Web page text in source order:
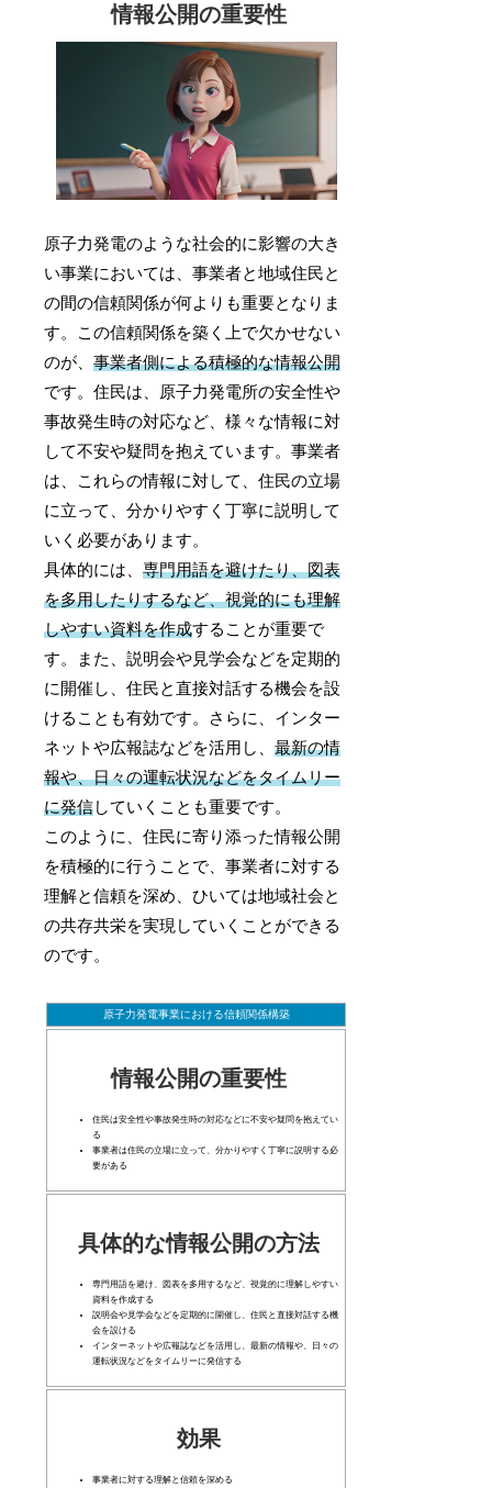
情報公開の重要性
原子力発電のような社会的に影響の大き
い事業においては、事業者と地域住民と
の間の信頼関係が何よりも重要となりま
す。この信頼関係を築く上で欠かせない
のが、事業者側による積極的な情報公開
です。住民は、原子力発電所の安全性や
事故発生時の対応など、様々な情報に対
して不安や疑問を抱えています。事業者
は、これらの情報に対して、住民の立場
に立って、分かりやすく丁寧に説明して
いく必要があります。
具体的には、専門用語を避けたり、図表
を多用したりするなど、視覚的にも理解
しやすい資料を作成することが重要で
す。また、説明会や見学会などを定期的
に開催し、住民と直接対話する機会を設
けることも有効です。さらに、インター
ネットや広報誌などを活用し、最新の情
報や、日々の運転状況などをタイムリー
に発信していくことも重要です。
このように、住民に寄り添った情報公開
を積極的に行うことで、事業者に対する
理解と信頼を深め、ひいては地域社会と
の共存共栄を実現していくことができる
のです。
原子力発電事業における信頼関係構築
情報公開の重要性
住民は安全性や事故発生時の対応などに不安や疑問を抱えてい
る
事業者は住民の立場に立って、分かりやすく丁寧に説明する必
要がある
具体的な情報公開の方法
専門用語を避け、図表を多用するなど、視覚的に理解しやすい
資料を作成する
説明会や見学会などを定期的に開催し、住民と直接対話する機
会を設ける
インターネットや広報誌などを活用し、最新の情報や、日々の
運転状況などをタイムリーに発信する
効果
事業者に対する理解と信頼を深める